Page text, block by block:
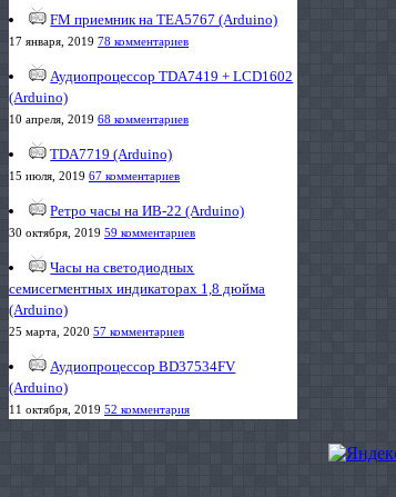
FM приемник на TEA5767 (Arduino)
17 января, 2019 78 комментариев
Аудиопроцессор TDA7419 + LCD1602
(Arduino)
10 апреля, 2019 68 комментариев
TDA7719 (Arduino)
15 июля, 2019 67 комментариев
Ретро часы на ИВ-22 (Arduino)
30 октября, 2019 59 комментариев
Часы на светодиодных
семисегментных индикаторах 1,8 дюйма
(Arduino)
25 марта, 2020 57 комментариев
Аудиопроцессор BD37534FV
(Arduino)
11 октября, 2019 52 комментария